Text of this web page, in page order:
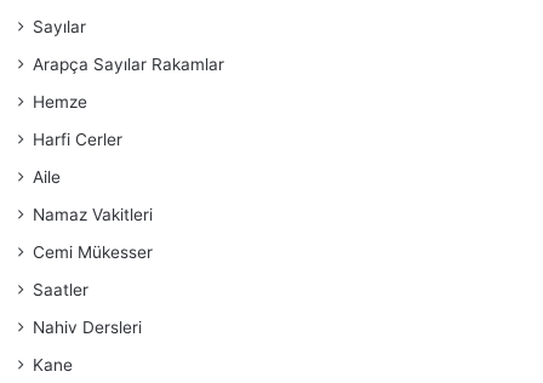
Sayılar
Arapça Sayılar Rakamlar
Hemze
Harfi Cerler
Aile
Namaz Vakitleri
Cemi Mükesser
Saatler
Nahiv Dersleri
Kane